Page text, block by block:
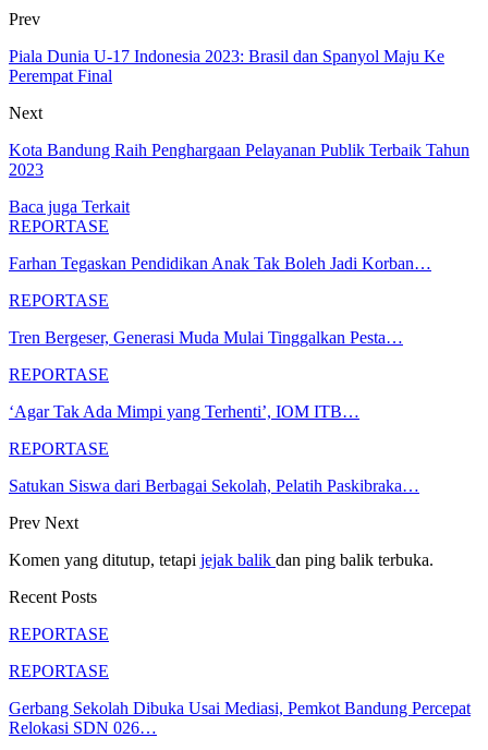
Prev
Piala Dunia U-17 Indonesia 2023: Brasil dan Spanyol Maju Ke
Perempat Final
Next
Kota Bandung Raih Penghargaan Pelayanan Publik Terbaik Tahun
2023
Baca juga Terkait
REPORTASE
Farhan Tegaskan Pendidikan Anak Tak Boleh Jadi Korban…
REPORTASE
Tren Bergeser, Generasi Muda Mulai Tinggalkan Pesta…
REPORTASE
‘Agar Tak Ada Mimpi yang Terhenti’, IOM ITB…
REPORTASE
Satukan Siswa dari Berbagai Sekolah, Pelatih Paskibraka…
Prev Next
Komen yang ditutup, tetapi jejak balik dan ping balik terbuka.
Recent Posts
REPORTASE
REPORTASE
Gerbang Sekolah Dibuka Usai Mediasi, Pemkot Bandung Percepat
Relokasi SDN 026…